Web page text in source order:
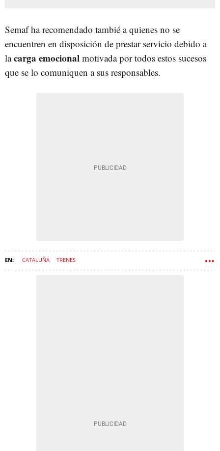
Semaf ha recomendado tambié a quienes no se
encuentren en disposición de prestar servicio debido a
lacarga emocional motivada por todos estos sucesos
que se lo comuniquen a sus responsables.
CATALUÑA TRENES